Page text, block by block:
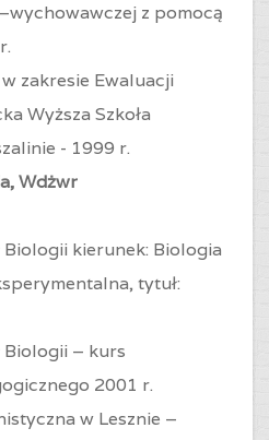
z pomocą
zakresie Ewaluacji
Wyższa Szkoła
- 1999 r.
Wdżwr
Biologii kierunek: Biologia
tytuł:
Biologii – kurs
2001 r.
w Lesznie –